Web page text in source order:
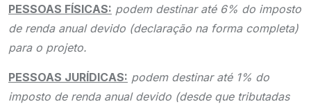
PESSOAS FÍSICAS: podem destinar até 6% do imposto
de renda anual devido (declaração na forma completa)
para o projeto.
PESSOAS JURÍDICAS: podem destinar até 1% do
imposto de renda anual devido (desde que tributadas